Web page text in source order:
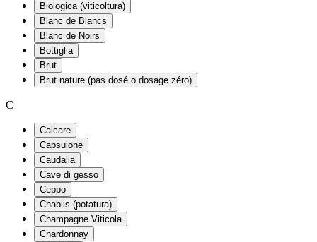
Biologica (viticoltura)
Blanc de Blancs
Blanc de Noirs
Bottiglia
Brut
Brut nature (pas dosé o dosage zéro)
C
Calcare
Capsulone
Caudalia
Cave di gesso
Ceppo
Chablis (potatura)
Champagne Viticola
Chardonnay